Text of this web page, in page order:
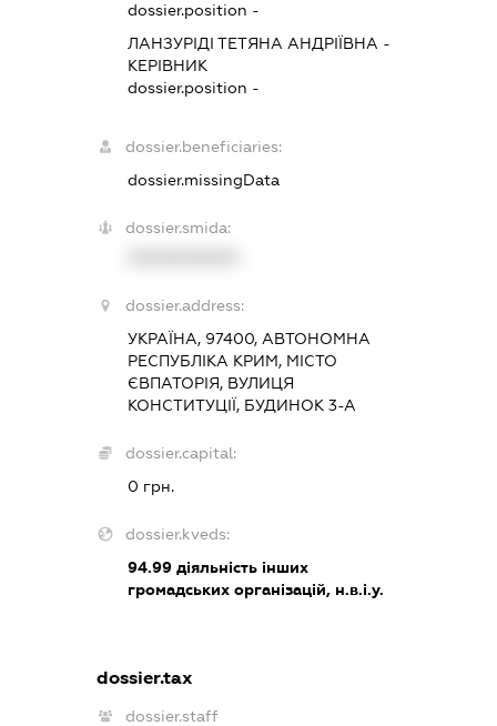
dossier.position -
ЛАНЗУРІДІ ТЕТЯНА АНДРІЇВНА -
КЕРІВНИК
dossier.position -
dossier.beneficiaries:
dossier.missingData
dossier.smida:
dossier.address:
УКРАЇНА, 97400, АВТОНОМНА
РЕСПУБЛІКА КРИМ, МІСТО
ЄВПАТОРІЯ, ВУЛИЦЯ
КОНСТИТУЦІЇ, БУДИНОК 3-А
dossier.capital:
0 грн.
dossier.kveds:
94.99діяльність інших
громадських організацій, н.в.і.у.
dossier.tax
dossier.staff